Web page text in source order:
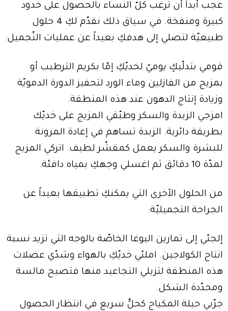
عجب أبداً أن ترغب كلّ النساء بالحصول على خدود
كبيرة ومنفخة. في سياق ذلك نقدّم لكِ 4 حلول
طبيعيّة لتصلي إلى هدفكِ بعيداً عن عمليات التّجميل:
قومي بتدلّيكٍ يوميّ لخديّكِ إمّا بكريم الترطيب أو
بمزيج من الفازلين وماء الورد لتحفيز الدورة الدمويّة
وزيادة إنتاج الدهون عند هذه المنطقة.
امزجي الزبدة والسكر وطبّقي المزيج على خديّك
بطريقة دائرية. الزبدة تساهم في إعادة المرونة
للبشرة والسكر يعمل كمقشّر لطيف. اتركي المزيج
لمدّة 10 دقائق ثم اغسلي وجهكِ بمياه دافئة.
من الحلول الأخرى التي يمكنكِ تطبيقها بعيداً عن
الجراحة التجميليّة:
إلجئي إلى تمارين اليوغا الخاصّة بالوجه التي تزيد نسبة
انتاج الكولاجين. املئي خديّكِ بالهواء وشدّي عضلات
هذه المنطقة لتزيلي التجاعيد منها فتصبح مالسة
ومحدّدة الشكل.
جرّبي حيلة المكياج كحلٍّ سريع في انتظار الحصول